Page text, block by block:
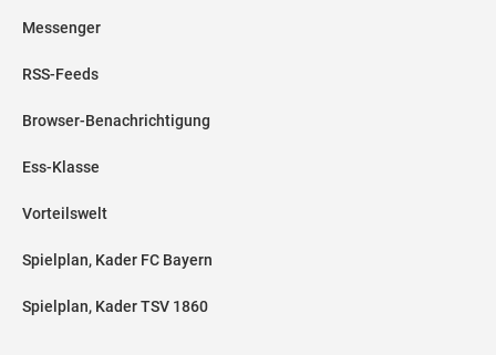
Messenger
RSS-Feeds
Browser-Benachrichtigung
Ess-Klasse
Vorteilswelt
Spielplan, Kader FC Bayern
Spielplan, Kader TSV 1860